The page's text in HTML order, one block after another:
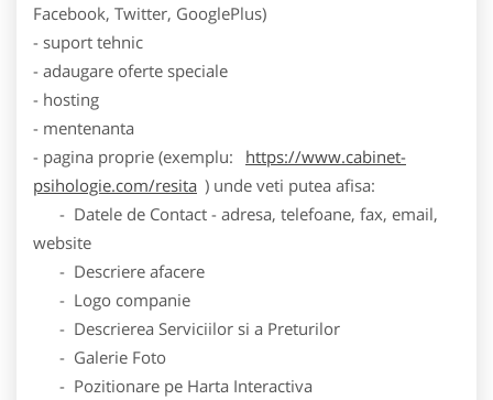
Facebook, Twitter, GooglePlus)
- suport tehnic
- adaugare oferte speciale
- hosting
- mentenanta
- pagina proprie (exemplu:
https://www.cabinet-
psihologie.com/resita ) unde veti putea afisa:
- Datele de Contact - adresa, telefoane, fax, email,
website
- Descriere afacere
- Logo companie
- Descrierea Serviciilor si a Preturilor
- Galerie Foto
- Pozitionare pe Harta Interactiva